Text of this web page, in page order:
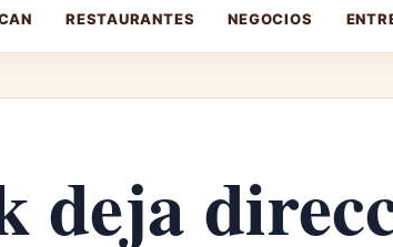
RESTAURANTES NEGOCIOS
deja